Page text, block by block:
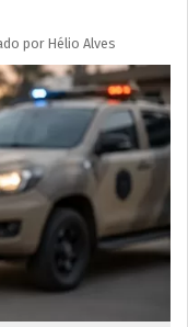
porHélio Alves